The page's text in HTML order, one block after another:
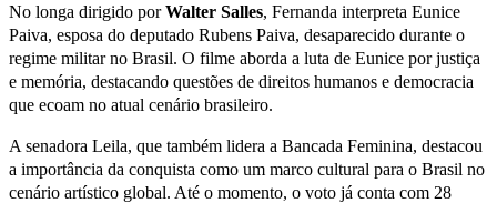
No longa dirigido porWalter Salles, Fernanda interpreta Eunice
Paiva, esposa do deputado Rubens Paiva, desaparecido durante o
regime militar no Brasil. O filme aborda a luta de Eunice por justiça
e memória, destacando questões de direitos humanos e democracia
que ecoam no atual cenário brasileiro.
A senadora Leila, que também lidera a Bancada Feminina, destacou
a importância da conquista como um marco cultural para o Brasil no
cenário artístico global. Até o momento, o voto já conta com 28